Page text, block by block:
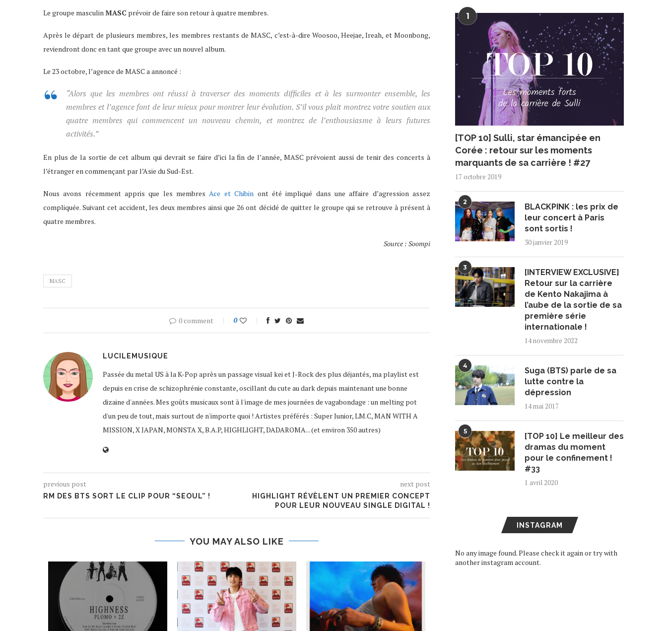
Le groupe masculinMASC prévoir de faire son retour à quatre membres.
Après le départ de plusieurs membres, les membres restants de MASC, c’est-à-dire Woosoo, Heejae, Ireah, et Moonbong,
reviendront donc en tant que groupe avec un nouvel album.
Le 23 octobre, l’agence de MASC a annoncé :
“Alors que les membres ont réussi à traverser des moments difficiles et à les surmonter ensemble, les
membres et l’agence font de leur mieux pour montrer leur évolution. S’il vous plait montrez votre soutien aux
quatre membres qui commencent un nouveau chemin, et montrez de l’enthousiasme à leurs futures
activités.”
En plus de la sortie de cet album qui devrait se faire d’ici la fin de l’année, MASC prévoient aussi de tenir des concerts à
l’étranger en commençant par l’Asie du Sud-Est.
Nous avons récemment appris que les membresAce et Chibin ont été impliqué dans une affaire d’agression assez
compliquée. Suivant cet accident, les deux membres ainsi que 26 ont décidé de quitter le groupe qui se retrouve à présent à
quatre membres.
Source : Soompi
MASC
0 comment 0
LUCILEMUSIQUE
Passée du metal US à la K-Pop après un passage visual kei et J-Rock des plus déjantés, ma playlist est
depuis en crise de schizophrénie constante, oscillant du cute au dark depuis maintenant une bonne
dizaine d'années. Mes goûts musicaux sont à l'image de mes journées de vagabondage : un melting pot
d'un peu de tout, mais surtout de n'importe quoi ! Artistes préférés : Super Junior, LM.C, MAN WITH A
MISSION, X JAPAN, MONSTA X, B.A.P, HIGHLIGHT, DADAROMA... (et environ 350 autres)
previous post
RM DES BTS SORT LE CLIP POUR “SEOUL” !
next post
HIGHLIGHT RÉVÈLENT UN PREMIER CONCEPT
POUR LEUR NOUVEAU SINGLE DIGITAL !
YOU MAY ALSO LIKE
1
[TOP 10] Sulli, star émancipée en
Corée : retour sur les moments
marquants de sa carrière ! #27
17 octobre 2019
2
BLACKPINK : les prix de
leur concert à Paris
sont sortis !
30 janvier 2019
3
[INTERVIEW EXCLUSIVE]
Retour sur la carrière
de Kento Nakajima à
l’aube de la sortie de sa
première série
internationale !
14 novembre 2022
4
Suga (BTS) parle de sa
lutte contre la
dépression
14 mai 2017
5
[TOP 10] Le meilleur des
dramas du moment
pour le confinement !
#33
1 avril 2020
INSTAGRAM
No any image found. Please check it again or try with
another instagram account.